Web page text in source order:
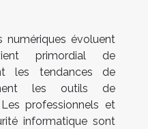
numériques évoluent
primordial de
les tendances de
les outils de
professionnels et
informatique sont